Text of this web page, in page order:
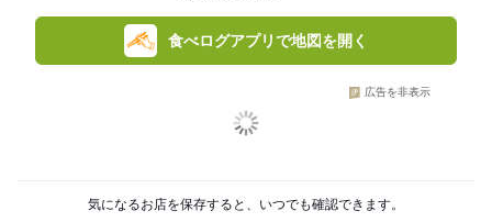
食べログアプリで地図を開く
広告を非表示
気になるお店を保存すると、いつでも確認できます。